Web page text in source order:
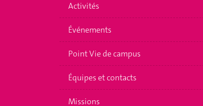
Activités
Événements
Point Vie de campus
Équipes et contacts
Missions